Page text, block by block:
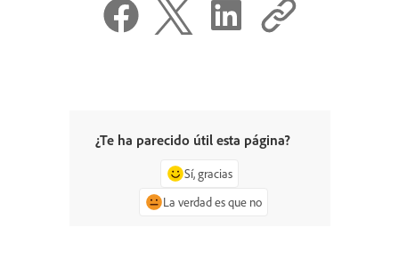
¿Te ha parecido útil esta página?
Sí, gracias
La verdad es que no